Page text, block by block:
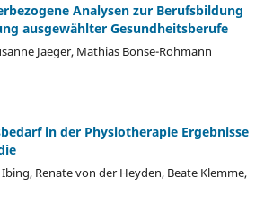
Analysen zur Berufsbildung
ausgewählter Gesundheitsberufe
Jaeger, Mathias Bonse-Rohmann
in der Physiotherapie Ergebnisse
Renate von der Heyden, Beate Klemme,